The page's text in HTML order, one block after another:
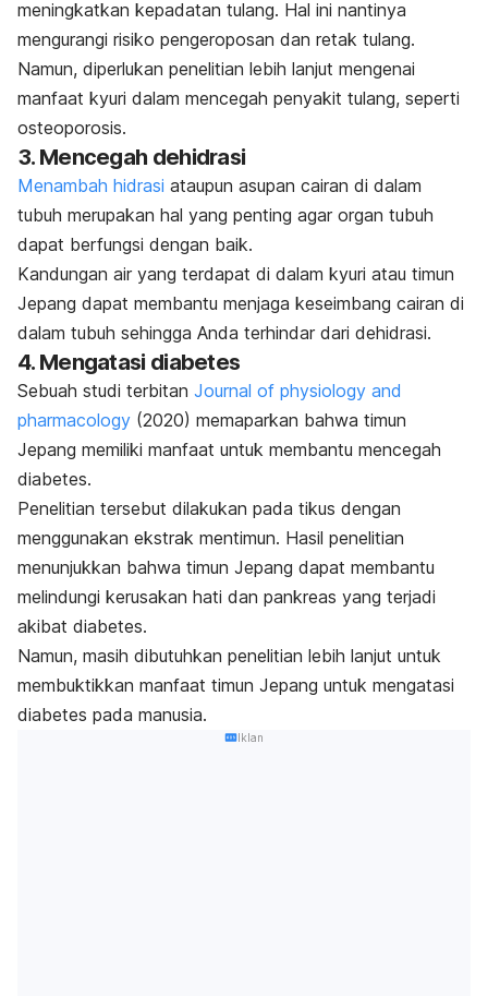
meningkatkan kepadatan tulang. Hal ini nantinya
mengurangi risiko pengeroposan dan retak tulang.
Namun, diperlukan penelitian lebih lanjut mengenai
manfaat kyuri dalam mencegah penyakit tulang, seperti
osteoporosis.
3. Mencegah dehidrasi
Menambah hidrasi ataupun asupan cairan di dalam
tubuh merupakan hal yang penting agar organ tubuh
dapat berfungsi dengan baik.
Kandungan air yang terdapat di dalam kyuri atau timun
Jepang dapat membantu menjaga keseimbang cairan di
dalam tubuh sehingga Anda terhindar dari dehidrasi.
4. Mengatasi diabetes
Sebuah studi terbitan Journal of physiology and
pharmacology (2020) memaparkan bahwa timun
Jepang memiliki manfaat untuk membantu mencegah
diabetes.
Penelitian tersebut dilakukan pada tikus dengan
menggunakan ekstrak mentimun. Hasil penelitian
menunjukkan bahwa timun Jepang dapat membantu
melindungi kerusakan hati dan pankreas yang terjadi
akibat diabetes.
Namun, masih dibutuhkan penelitian lebih lanjut untuk
membuktikkan manfaat timun Jepang untuk mengatasi
diabetes pada manusia.
Iklan